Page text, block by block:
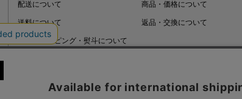
配送について
送料について
ギフトラッピング・熨斗について
商品・価格について
返品・交換について